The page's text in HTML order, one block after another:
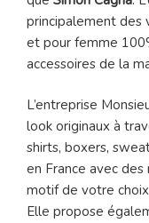
principalement des
et pour femme
accessoires de la
L’entreprise
look originaux à
shirts, boxers,
en France avec
motif de votre
Elle propose